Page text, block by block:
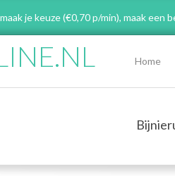
je keuze (€0,70 p/min), maak een
Menu
Home